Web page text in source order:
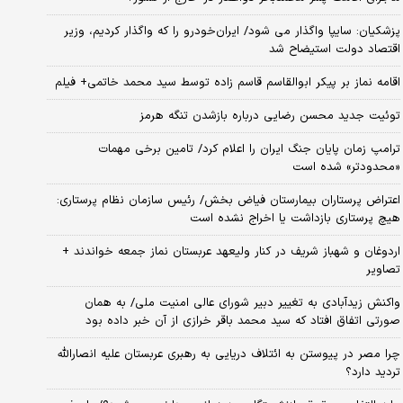
پزشکیان: سایپا واگذار می شود/ ایران‌خودرو را که واگذار کردیم، وزیر
اقتصاد دولت استیضاح شد
اقامه نماز بر پیکر ابوالقاسم قاسم زاده توسط سید محمد خاتمی+ فیلم
توئیت جدید محسن رضایی درباره بازشدن تنگه هرمز
ترامپ زمان پایان جنگ ایران را اعلام کرد/ تامین برخی مهمات
«محدودتر» شده است
اعتراض پرستاران بیمارستان فیاض بخش/ رئیس سازمان نظام پرستاری:
هیچ پرستاری بازداشت یا اخراج نشده است
اردوغان و شهباز شریف در کنار ولیعهد عربستان نماز جمعه خواندند +
تصاویر
واکنش زیدآبادی به تغییر دبیر شورای عالی امنیت ملی/ به همان
صورتی اتفاق افتاد که سید محمد باقر خرازی از آن خبر داده بود
چرا مصر در پیوستن به ائتلاف دریایی به رهبری عربستان علیه انصارالله
تردید دارد؟